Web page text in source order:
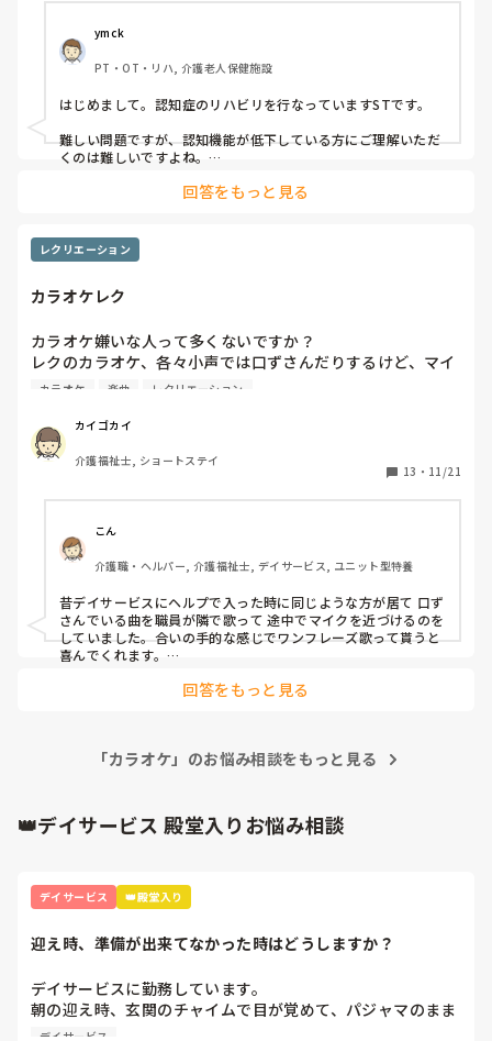
ymck
PT・OT・リハ, 介護老人保健施設
はじめまして。認知症のリハビリを行なっていますSTです。
難しい問題ですが、認知機能が低下している方にご理解いただ
くのは難しいですよね。
側の配慮と工夫が必須かと思います。もしくは、すべて合唱Ｏ
回答をもっと見る
レクリエーション
カラオケレク
カラオケ嫌いな人って多くないですか？
レクのカラオケ、各々小声では口ずさんだりするけど、マイ
ク持たされるのが嫌で部屋に帰ってしまう人も多いです。
言われます。
結局、始終職員が歌って終わるというのが続いています。
カラオケ 楽曲 レクリエーション
カイゴカイ
介護福祉士, ショートステイ
13 ・ 11/21
こん
介護職・ヘルパー, 介護福祉士, デイサービス, ユニット型特養
昔デイサービスにヘルプで入った時に同じような方が居て 口ず
さんでいる曲を職員が隣で歌って 途中でマイクを近づけるのを
していました。合いの手的な感じでワンフレーズ歌って貰うと
喜んでくれます。
唱もしていましたよ。回答をもっと見る
「カラオケ」のお悩み相談をもっと見る
👑デイサービス 殿堂入りお悩み相談
デイサービス 👑殿堂入り
迎え時、準備が出来てなかった時はどうしますか？
デイサービスに勤務しています。
朝の迎え時、玄関のチャイムで目が覚めて、パジャマのまま
で出てくる利用者様がいます。朝ごはんや、着替えに時間が
デイサービス